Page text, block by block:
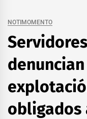
NOTIMOMENTO
obligados